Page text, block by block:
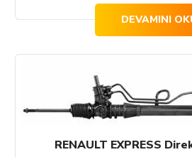
DEVAMINI
RENAULT EXPRESS